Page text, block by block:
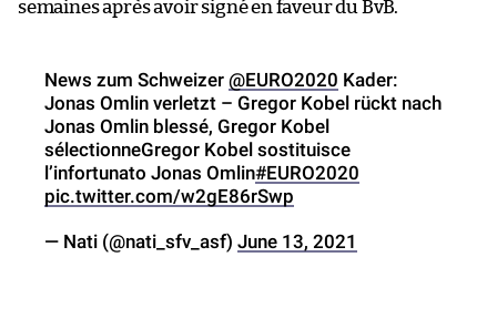
semaines après avoir signé en faveur du BvB.
News zum Schweizer @EURO2020 Kader:
Jonas Omlin verletzt – Gregor Kobel rückt nach
Jonas Omlin blessé, Gregor Kobel
sélectionneGregor Kobel sostituisce
l’infortunato Jonas Omlin#EURO2020
pic.twitter.com/w2gE86rSwp
— Nati (@nati_sfv_asf) June 13, 2021